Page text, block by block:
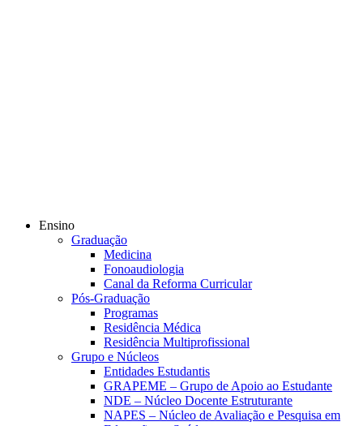
Ensino
Graduação
Medicina
Fonoaudiologia
Canal da Reforma Curricular
Pós-Graduação
Programas
Residência Médica
Residência Multiprofissional
Grupo e Núcleos
Entidades Estudantis
GRAPEME – Grupo de Apoio ao Estudante
NDE – Núcleo Docente Estruturante
NAPES – Núcleo de Avaliação e Pesquisa em